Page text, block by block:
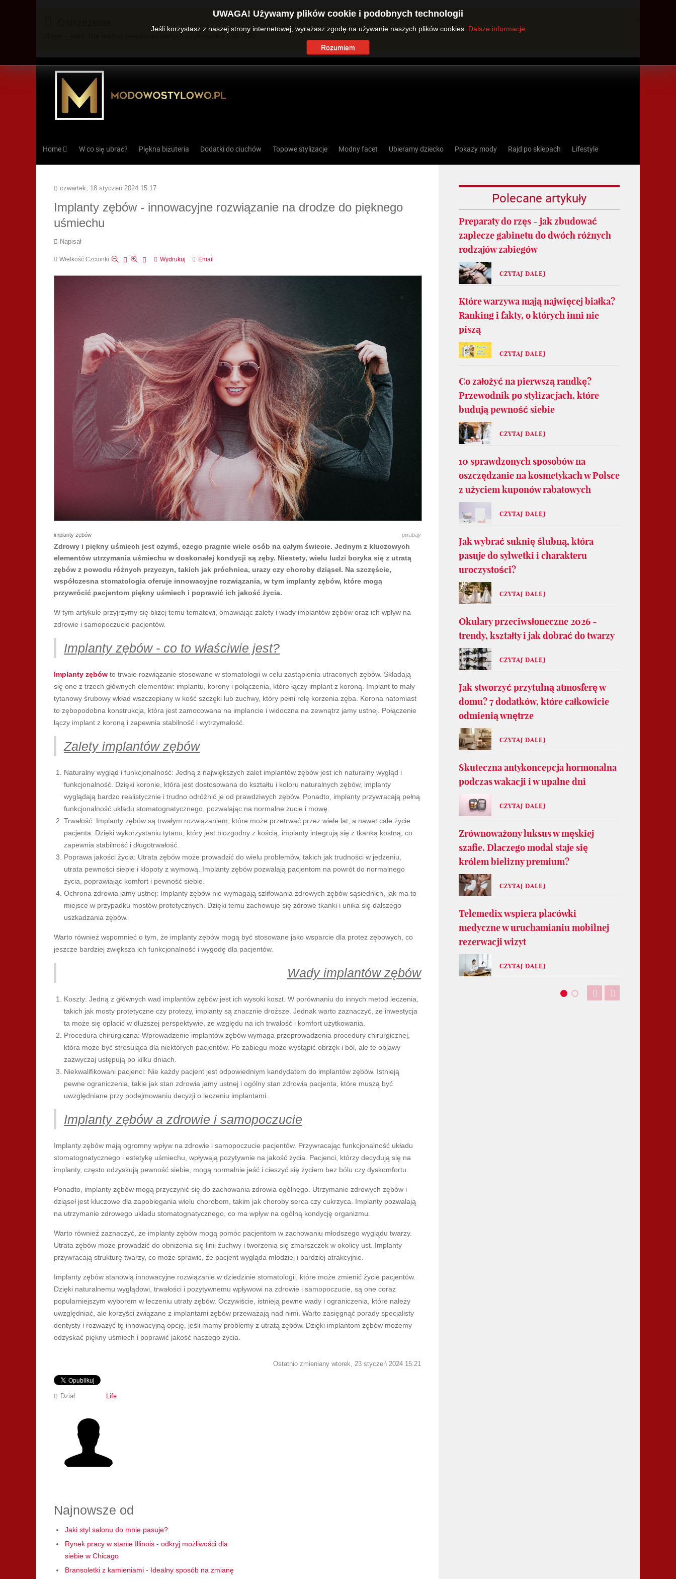
Home W co się ubrać? Piękna biżuteria Dodatki do ciuchów Topowe stylizacje Modny facet Ubieramy dziecko Pokazy mody Rajd po sklepach Lifestyle
czwartek, 18 styczeń 2024 15:17
Implanty zębów - innowacyjne rozwiązanie na drodze do pięknego
uśmiechu
Napisał
Wielkość Czcionki Wydrukuj Email
implanty zębów pixabay
Zdrowy i piękny uśmiech jest czymś, czego pragnie wiele osób na całym świecie. Jednym z kluczowych
elementów utrzymania uśmiechu w doskonałej kondycji są zęby. Niestety, wielu ludzi boryka się z utratą
zębów z powodu różnych przyczyn, takich jak próchnica, urazy czy choroby dziąseł. Na szczęście,
współczesna stomatologia oferuje innowacyjne rozwiązania, w tym implanty zębów, które mogą
przywrócić pacjentom piękny uśmiech i poprawić ich jakość życia.
W tym artykule przyjrzymy się bliżej temu tematowi, omawiając zalety i wady implantów zębów oraz ich wpływ na
zdrowie i samopoczucie pacjentów.
Implanty zębów - co to właściwie jest?
Implanty zębów to trwałe rozwiązanie stosowane w stomatologii w celu zastąpienia utraconych zębów. Składają
się one z trzech głównych elementów: implantu, korony i połączenia, które łączy implant z koroną. Implant to mały
tytanowy śrubowy wkład wszczepiany w kość szczęki lub żuchwy, który pełni rolę korzenia zęba. Korona natomiast
to zębopodobna konstrukcja, która jest zamocowana na implancie i widoczna na zewnątrz jamy ustnej. Połączenie
łączy implant z koroną i zapewnia stabilność i wytrzymałość.
Zalety implantów zębów
Naturalny wygląd i funkcjonalność: Jedną z największych zalet implantów zębów jest ich naturalny wygląd i
funkcjonalność. Dzięki koronie, która jest dostosowana do kształtu i koloru naturalnych zębów, implanty
wyglądają bardzo realistycznie i trudno odróżnić je od prawdziwych zębów. Ponadto, implanty przywracają pełną
funkcjonalność układu stomatognatycznego, pozwalając na normalne żucie i mowę.
Trwałość: Implanty zębów są trwałym rozwiązaniem, które może przetrwać przez wiele lat, a nawet całe życie
pacjenta. Dzięki wykorzystaniu tytanu, który jest biozgodny z kością, implanty integrują się z tkanką kostną, co
zapewnia stabilność i długotrwałość.
Poprawa jakości życia: Utrata zębów może prowadzić do wielu problemów, takich jak trudności w jedzeniu,
utrata pewności siebie i kłopoty z wymową. Implanty zębów pozwalają pacjentom na powrót do normalnego
życia, poprawiając komfort i pewność siebie.
Ochrona zdrowia jamy ustnej: Implanty zębów nie wymagają szlifowania zdrowych zębów sąsiednich, jak ma to
miejsce w przypadku mostów protetycznych. Dzięki temu zachowuje się zdrowe tkanki i unika się dalszego
uszkadzania zębów.
Warto również wspomnieć o tym, że implanty zębów mogą być stosowane jako wsparcie dla protez zębowych, co
jeszcze bardziej zwiększa ich funkcjonalność i wygodę dla pacjentów.
Wady implantów zębów
Koszty: Jedną z głównych wad implantów zębów jest ich wysoki koszt. W porównaniu do innych metod leczenia,
takich jak mosty protetyczne czy protezy, implanty są znacznie droższe. Jednak warto zaznaczyć, że inwestycja
ta może się opłacić w dłuższej perspektywie, ze względu na ich trwałość i komfort użytkowania.
Procedura chirurgiczna: Wprowadzenie implantów zębów wymaga przeprowadzenia procedury chirurgicznej,
która może być stresująca dla niektórych pacjentów. Po zabiegu może wystąpić obrzęk i ból, ale te objawy
zazwyczaj ustępują po kilku dniach.
Niekwalifikowani pacjenci: Nie każdy pacjent jest odpowiedniym kandydatem do implantów zębów. Istnieją
pewne ograniczenia, takie jak stan zdrowia jamy ustnej i ogólny stan zdrowia pacjenta, które muszą być
uwzględniane przy podejmowaniu decyzji o leczeniu implantami.
Implanty zębów a zdrowie i samopoczucie
Implanty zębów mają ogromny wpływ na zdrowie i samopoczucie pacjentów. Przywracając funkcjonalność układu
stomatognatycznego i estetykę uśmiechu, wpływają pozytywnie na jakość życia. Pacjenci, którzy decydują się na
implanty, często odzyskują pewność siebie, mogą normalnie jeść i cieszyć się życiem bez bólu czy dyskomfortu.
Ponadto, implanty zębów mogą przyczynić się do zachowania zdrowia ogólnego. Utrzymanie zdrowych zębów i
dziąseł jest kluczowe dla zapobiegania wielu chorobom, takim jak choroby serca czy cukrzyca. Implanty pozwalają
na utrzymanie zdrowego układu stomatognatycznego, co ma wpływ na ogólną kondycję organizmu.
Warto również zaznaczyć, że implanty zębów mogą pomóc pacjentom w zachowaniu młodszego wyglądu twarzy.
Utrata zębów może prowadzić do obniżenia się linii żuchwy i tworzenia się zmarszczek w okolicy ust. Implanty
przywracają strukturę twarzy, co może sprawić, że pacjent wygląda młodziej i bardziej atrakcyjnie.
Implanty zębów stanowią innowacyjne rozwiązanie w dziedzinie stomatologii, które może zmienić życie pacjentów.
Dzięki naturalnemu wyglądowi, trwałości i pozytywnemu wpływowi na zdrowie i samopoczucie, są one coraz
popularniejszym wyborem w leczeniu utraty zębów. Oczywiście, istnieją pewne wady i ograniczenia, które należy
uwzględniać, ale korzyści związane z implantami zębów przeważają nad nimi. Warto zasięgnąć porady specjalisty
dentysty i rozważyć tę innowacyjną opcję, jeśli mamy problemy z utratą zębów. Dzięki implantom zębów możemy
odzyskać piękny uśmiech i poprawić jakość naszego życia.
Ostatnio zmieniany wtorek, 23 styczeń 2024 15:21
Dział: Life
Najnowsze od
Jaki styl salonu do mnie pasuje?
Rynek pracy w stanie Illinois - odkryj możliwości dla
siebie w Chicago
Bransoletki z kamieniami - Idealny sposób na zmianę
Polecane artykuły
Preparaty do rzęs - jak zbudować
zaplecze gabinetu do dwóch różnych
rodzajów zabiegów
CZYTAJ DALEJ
Które warzywa mają najwięcej białka?
Ranking i fakty, o których inni nie
piszą
CZYTAJ DALEJ
Co założyć na pierwszą randkę?
Przewodnik po stylizacjach, które
budują pewność siebie
CZYTAJ DALEJ
10 sprawdzonych sposobów na
oszczędzanie na kosmetykach w Polsce
z użyciem kuponów rabatowych
CZYTAJ DALEJ
Jak wybrać suknię ślubną, która
pasuje do sylwetki i charakteru
uroczystości?
CZYTAJ DALEJ
Okulary przeciwsłoneczne 2026 -
trendy, kształty i jak dobrać do twarzy
CZYTAJ DALEJ
Jak stworzyć przytulną atmosferę w
domu? 7 dodatków, które całkowicie
odmienią wnętrze
CZYTAJ DALEJ
Skuteczna antykoncepcja hormonalna
podczas wakacji i w upalne dni
CZYTAJ DALEJ
Zrównoważony luksus w męskiej
szafie. Dlaczego modal staje się
królem bielizny premium?
CZYTAJ DALEJ
Telemedix wspiera placówki
medyczne w uruchamianiu mobilnej
rezerwacji wizyt
CZYTAJ DALEJ
UWAGA! Używamy plików cookie i podobnych technologii
Jeśli korzystasz z naszej strony internetowej, wyrażasz zgodę na używanie naszych plików cookies. Dalsze informacje
Rozumiem